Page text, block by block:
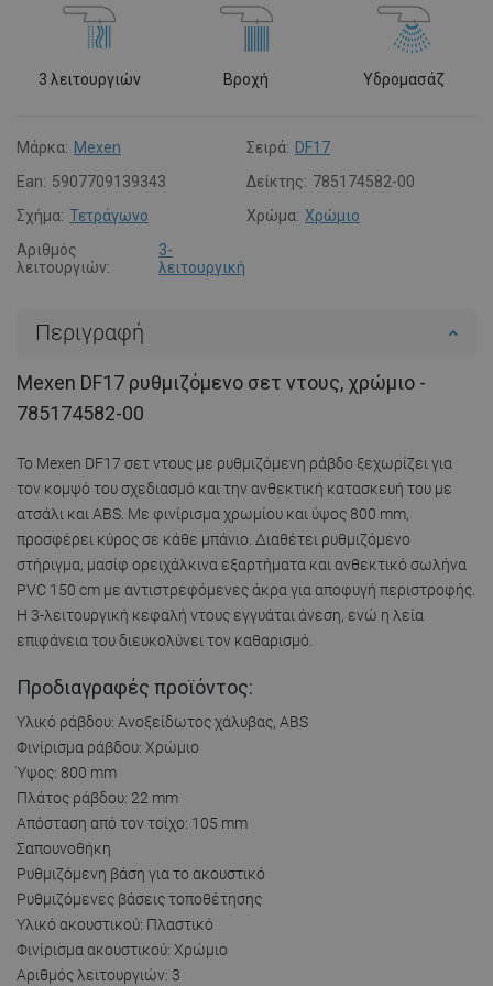
3 λειτουργιών Βροχή Υδρομασάζ
Μάρκα: Mexen Σειρά: DF17
Ean: 5907709139343 Δείκτης: 785174582-00
Σχήμα: Τετράγωνο Χρώμα: Χρώμιο
Αριθμός
λειτουργιών:
3-
λειτουργική
Περιγραφή
Mexen DF17 ρυθμιζόμενο σετ ντους, χρώμιο -
785174582-00
Το Mexen DF17 σετ ντους με ρυθμιζόμενη ράβδο ξεχωρίζει για
τον κομψό του σχεδιασμό και την ανθεκτική κατασκευή του με
ατσάλι και ABS. Με φινίρισμα χρωμίου και ύψος 800 mm,
προσφέρει κύρος σε κάθε μπάνιο. Διαθέτει ρυθμιζόμενο
στήριγμα, μασίφ ορειχάλκινα εξαρτήματα και ανθεκτικό σωλήνα
PVC 150 cm με αντιστρεφόμενες άκρα για αποφυγή περιστροφής.
Η 3-λειτουργική κεφαλή ντους εγγυάται άνεση, ενώ η λεία
επιφάνεια του διευκολύνει τον καθαρισμό.
Προδιαγραφές προϊόντος:
Υλικό ράβδου: Ανοξείδωτος χάλυβας, ABS
Φινίρισμα ράβδου: Χρώμιο
Ύψος: 800 mm
Πλάτος ράβδου: 22 mm
Απόσταση από τον τοίχο: 105 mm
Σαπουνοθήκη
Ρυθμιζόμενη βάση για το ακουστικό
Ρυθμιζόμενες βάσεις τοποθέτησης
Υλικό ακουστικού: Πλαστικό
Φινίρισμα ακουστικού: Χρώμιο
Αριθμός λειτουργιών: 3